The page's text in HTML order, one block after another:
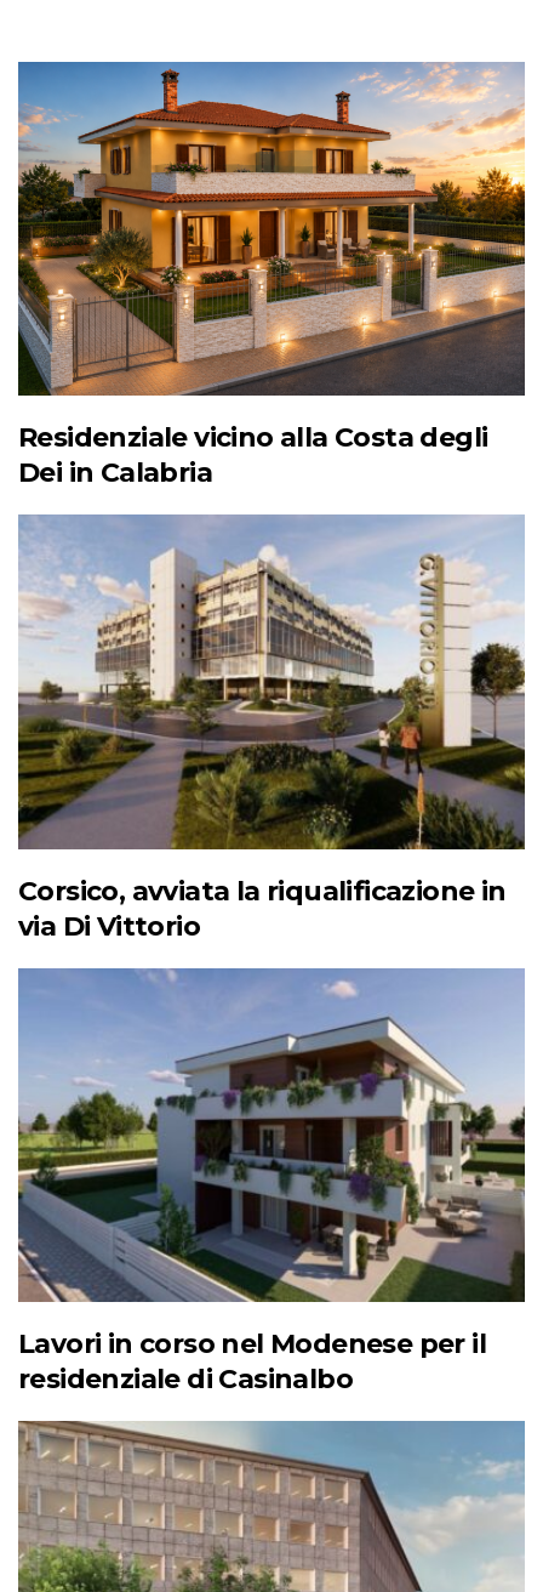
Residenziale vicino alla Costa degli
Dei in Calabria
Corsico, avviata la riqualificazione in
via Di Vittorio
Lavori in corso nel Modenese per il
residenziale di Casinalbo